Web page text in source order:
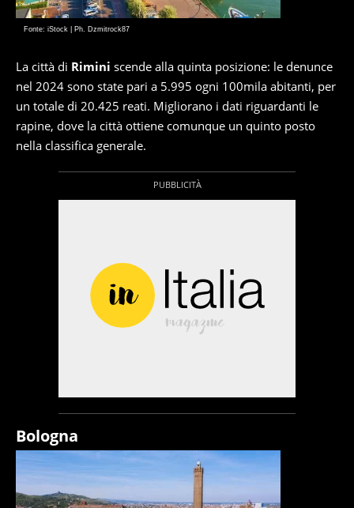
Fonte: iStock | Ph. Dzmitrock87
La città di Rimini scende alla quinta posizione: le denunce
nel 2024 sono state pari a 5.995 ogni 100mila abitanti, per
un totale di 20.425 reati. Migliorano i dati riguardanti le
rapine, dove la città ottiene comunque un quinto posto
nella classifica generale.
Bologna